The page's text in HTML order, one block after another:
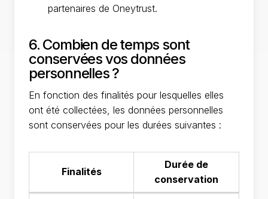
partenaires de Oneytrust.
6. Combien de temps sont
conservées vos données
personnelles ?
En fonction des finalités pour lesquelles elles
ont été collectées, les données personnelles
sont conservées pour les durées suivantes :
Finalités
Durée de
conservation